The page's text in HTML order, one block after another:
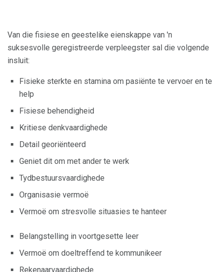
Van die fisiese en geestelike eienskappe van 'n
suksesvolle geregistreerde verpleegster sal die volgende
insluit:
Fisieke sterkte en stamina om pasiënte te vervoer en te
help
Fisiese behendigheid
Kritiese denkvaardighede
Detail georiënteerd
Geniet dit om met ander te werk
Tydbestuursvaardighede
Organisasie vermoë
Vermoë om stresvolle situasies te hanteer
Belangstelling in voortgesette leer
Vermoë om doeltreffend te kommunikeer
Rekenaarvaardighede